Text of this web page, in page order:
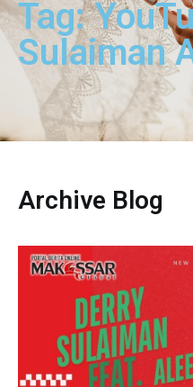
Tag:
Sulaiman
Archive Blog